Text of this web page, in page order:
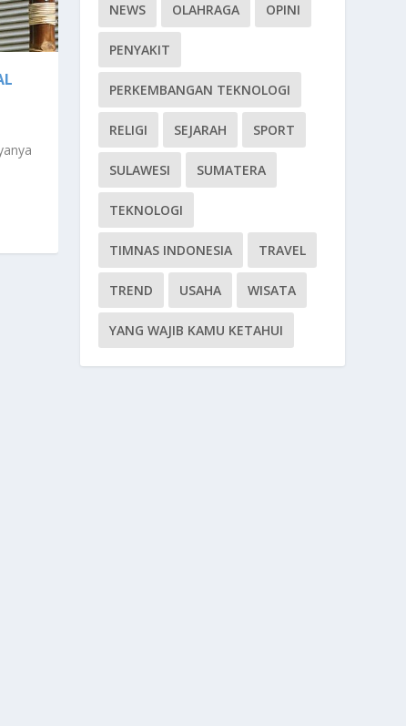
NEWS OLAHRAGA OPINI
PENYAKIT
PERKEMBANGAN TEKNOLOGI
RELIGI SEJARAH SPORT
SULAWESI SUMATERA
TEKNOLOGI
TIMNAS INDONESIA TRAVEL
TREND USAHA WISATA
YANG WAJIB KAMU KETAHUI